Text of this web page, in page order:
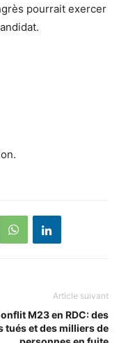
pourrait exercer
Article suivant
M23 en RDC: des
tués et des milliers de